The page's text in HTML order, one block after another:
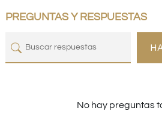
PREGUNTAS Y RESPUESTAS
No hay preguntas